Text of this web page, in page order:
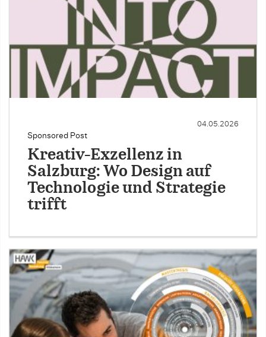
Sponsored Post
04.05.2026
Kreativ-Exzellenz in
Salzburg: Wo Design auf
Technologie und Strategie
trifft